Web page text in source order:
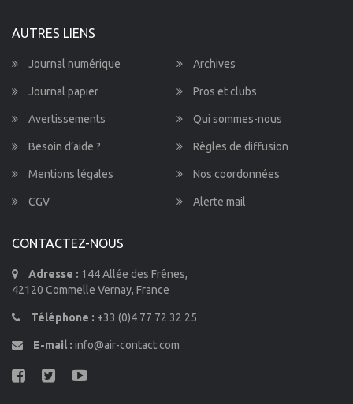
AUTRES LIENS
Journal numérique Archives
Journal papier Pros et clubs
Avertissements Qui sommes-nous
Besoin d’aide ? Règles de diffusion
Mentions légales Nos coordonnées
CGV Alerte mail
CONTACTEZ-NOUS
Adresse : 144 Allée des Frênes,
42120 Commelle Vernay, France
Téléphone : +33 (0)4 77 72 32 25
E-mail : info@air-contact.com